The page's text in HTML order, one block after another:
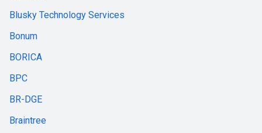
Blusky Technology Services
Bonum
BORICA
BPC
BR-DGE
Braintree